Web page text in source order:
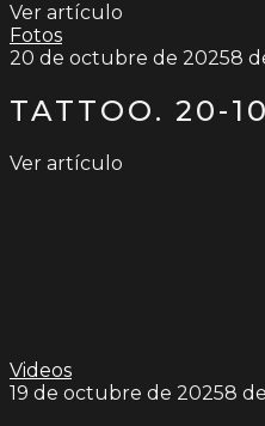
Ver artículo
Fotos
20 de octubre de 20258
TATTOO. 20-
Ver artículo
Videos
19 de octubre de 20258